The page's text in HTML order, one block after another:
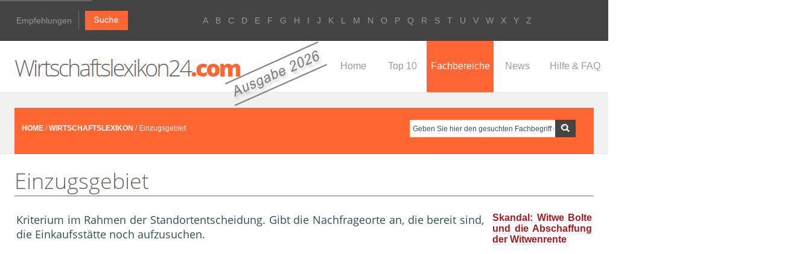
Empfehlungen A B C D E F G H I J K L M N O P Q R S T U V W X Y Z
Home Top 10 Fachbereiche News Hilfe & FAQ
HOME /WIRTSCHAFTSLEXIKON / Einzugsgebiet
Einzugsgebiet
Kriterium im Rahmen der Standortentscheidung. Gibt die Nachfrageorte an, die bereit sind,
die Einkaufsstätte noch aufzusuchen.
Skandal: Witwe Bolte
und die Abschaffung
der Witwenrente